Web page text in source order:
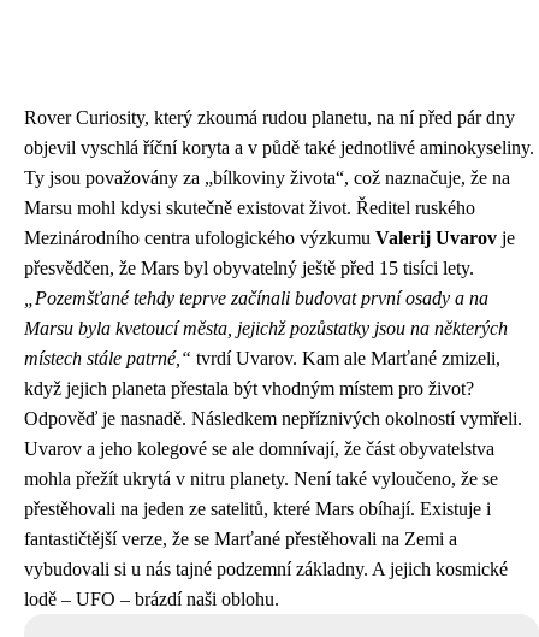
Rover Curiosity, který zkoumá rudou planetu, na ní před pár dny
objevil vyschlá říční koryta a v půdě také jednotlivé aminokyseliny.
Ty jsou považovány za „bílkoviny života“, což naznačuje, že na
Marsu mohl kdysi skutečně existovat život. Ředitel ruského
Mezinárodního centra ufologického výzkumu Valerij Uvarov je
přesvědčen, že Mars byl obyvatelný ještě před 15 tisíci lety.
„Pozemšťané tehdy teprve začínali budovat první osady a na
Marsu byla kvetoucí města, jejichž pozůstatky jsou na některých
místech stále patrné,“ tvrdí Uvarov. Kam ale Marťané zmizeli,
když jejich planeta přestala být vhodným místem pro život?
Odpověď je nasnadě. Následkem nepříznivých okolností vymřeli.
Uvarov a jeho kolegové se ale domnívají, že část obyvatelstva
mohla přežít ukrytá v nitru planety. Není také vyloučeno, že se
přestěhovali na jeden ze satelitů, které Mars obíhají. Existuje i
fantastičtější verze, že se Marťané přestěhovali na Zemi a
vybudovali si u nás tajné podzemní základny. A jejich kosmické
lodě – UFO – brázdí naši oblohu.